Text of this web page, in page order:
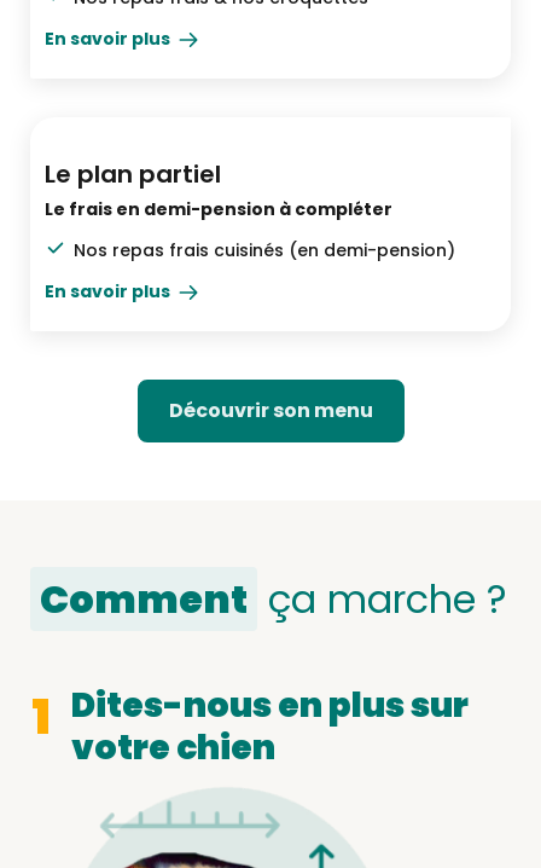
En savoir plus
Demi-pension
Le plan partiel
Le frais en demi-pension à compléter
Nos repas frais cuisinés (en demi-pension)
En savoir plus
Découvrir son menu
Comment ça marche ?
1 Dites-nous en plus sur
votre chien